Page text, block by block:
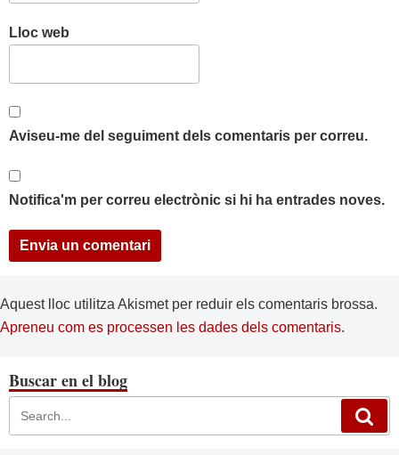
Lloc web
Aviseu-me del seguiment dels comentaris per correu.
Notifica'm per correu electrònic si hi ha entrades noves.
Aquest lloc utilitza Akismet per reduir els comentaris brossa.
Apreneu com es processen les dades dels comentaris.
Buscar en el blog